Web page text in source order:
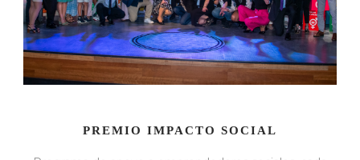
PREMIO IMPACTO SOCIAL